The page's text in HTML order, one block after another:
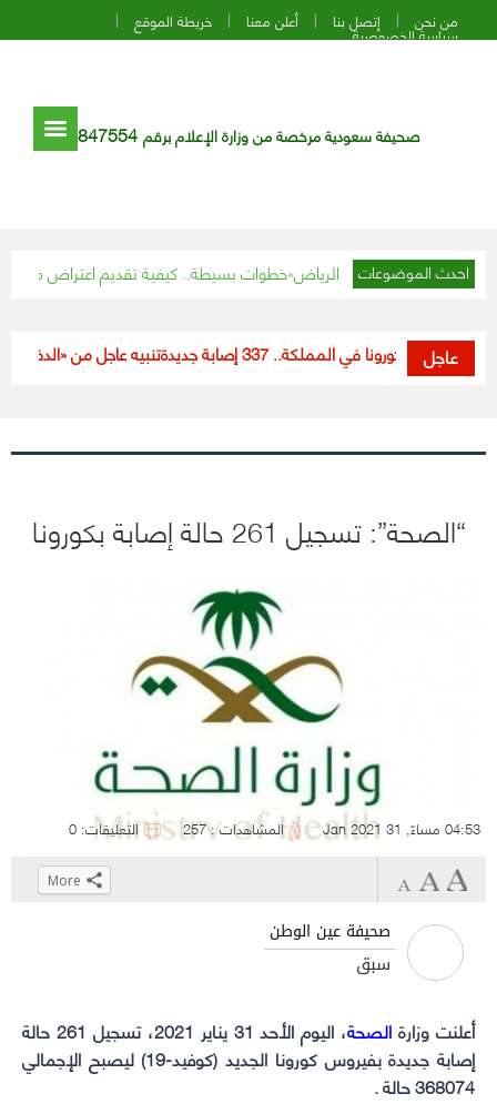
من نحن إتصل بنا أعلن معنا خريطة الموقع
سياسة الخصوصية
صحيفة سعودية مرخصة من وزارة الإعلام برقم 847554
احدث الموضوعات
العراقي يصل إلى الرياض4 خطوات بسيطة.. كيفية تقديم اعتراض مالي على دفعات «حساب المواطن»
عاجل
كورونا في المملكة.. 337 إصابة جديدة تنبيه عاجل من «الدفاع
“الصحة”: تسجيل 261 حالة إصابة بكورونا
04:53 مساءً, 31 Jan 2021 المشاهدات : 257 التعليقات: 0
صحيفة عين الوطن
سبق
أعلنت وزارة الصحة
، اليوم الأحد 31 يناير 2021، تسجيل 261 حالة
إصابة جديدة بفيروسكورونا
الجديد (كوفيد-19) ليصبح الإجمالي
368074 حالة .
(Opens
in
(Opens
in
(Opens
in
Click
(Opens
in
More